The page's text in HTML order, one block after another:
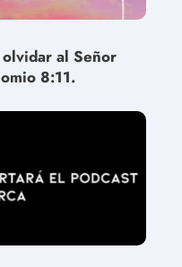
olvidar al Señor
8:11.